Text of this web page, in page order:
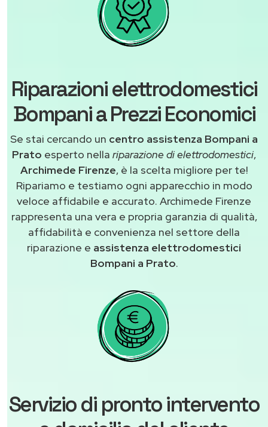
Riparazioni elettrodomestici
Bompani a Prezzi Economici
Se stai cercando un centro assistenza Bompani a
Prato esperto nella riparazione di elettrodomestici,
Archimede Firenze, è la scelta migliore per te!
Ripariamo e testiamo ogni apparecchio in modo
veloce affidabile e accurato. Archimede Firenze
rappresenta una vera e propria garanzia di qualità,
affidabilità e convenienza nel settore della
riparazione e assistenza elettrodomestici
Bompani a Prato.
Servizio di pronto intervento